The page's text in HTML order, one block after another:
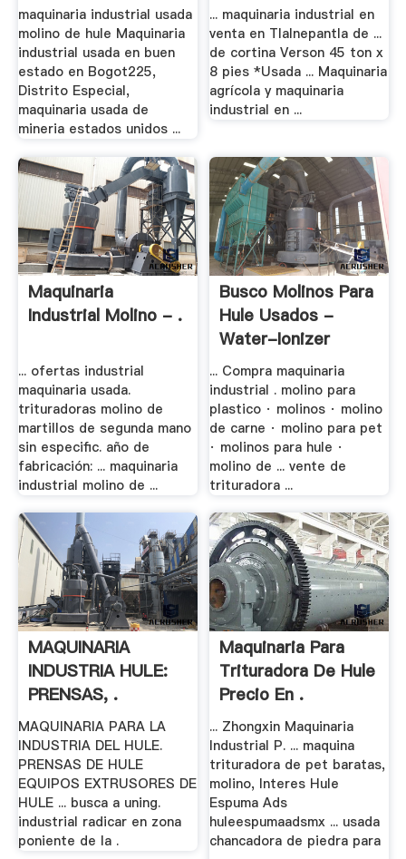
maquinaria industrial usada
molino de hule Maquinaria
industrial usada en buen
estado en Bogot225,
Distrito Especial,
maquinaria usada de
mineria estados unidos ...
... maquinaria industrial en
venta en Tlalnepantla de ...
de cortina Verson 45 ton x
8 pies *Usada ... Maquinaria
agrícola y maquinaria
industrial en ...
Maquinaria
Industrial Molino - .
... ofertas industrial
maquinaria usada.
trituradoras molino de
martillos de segunda mano
sin especific. año de
fabricación: ... maquinaria
industrial molino de ...
Busco Molinos Para
Hule Usados -
Water-Ionizer
... Compra maquinaria
industrial . molino para
plastico · molinos · molino
de carne · molino para pet
· molinos para hule ·
molino de ... vente de
trituradora ...
MAQUINARIA
INDUSTRIA HULE:
PRENSAS, .
MAQUINARIA PARA LA
INDUSTRIA DEL HULE.
PRENSAS DE HULE
EQUIPOS EXTRUSORES DE
HULE ... busca a uning.
industrial radicar en zona
poniente de la .
Maquinaria Para
Trituradora De Hule
Precio En .
... Zhongxin Maquinaria
Industrial P. ... maquina
trituradora de pet baratas,
molino, Interes Hule
Espuma Ads
huleespumaadsmx ... usada
chancadora de piedra para